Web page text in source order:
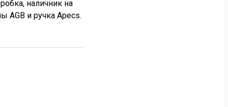
наличник на
AGB и ручка Apecs.